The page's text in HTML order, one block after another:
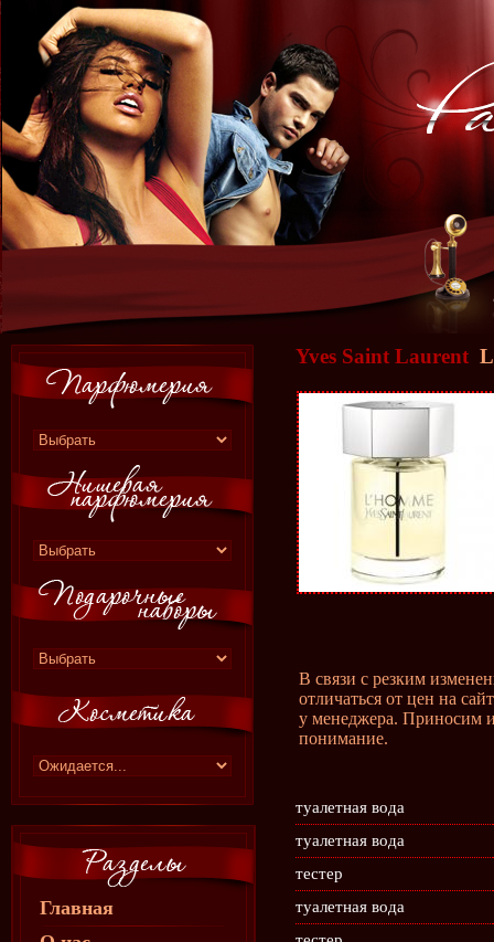
Главная
Yves Saint Laurent
В связи с резким
отличаться от цен на
у менеджера. Приносим
понимание.
туалетная вода
туалетная вода
тестер
туалетная вода